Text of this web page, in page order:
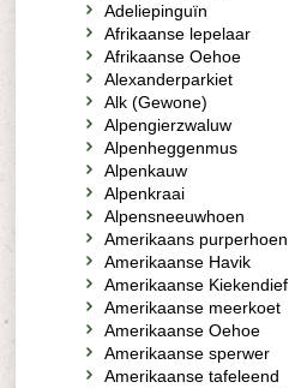
Adeliepinguïn
Afrikaanse lepelaar
Afrikaanse Oehoe
Alexanderparkiet
Alk (Gewone)
Alpengierzwaluw
Alpenheggenmus
Alpenkauw
Alpenkraai
Alpensneeuwhoen
Amerikaans purperhoen
Amerikaanse Havik
Amerikaanse Kiekendief
Amerikaanse meerkoet
Amerikaanse Oehoe
Amerikaanse sperwer
Amerikaanse tafeleend